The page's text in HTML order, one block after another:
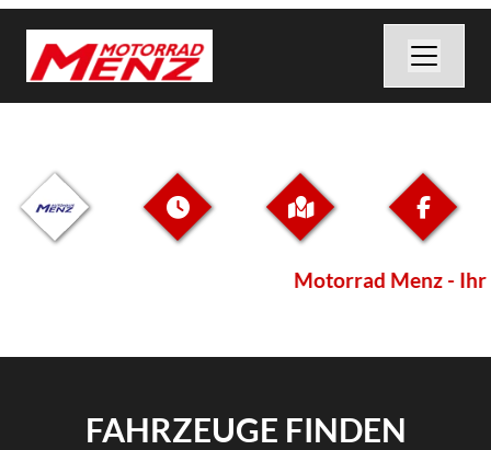
Motorrad Menz - Ihr
FAHRZEUGE FINDEN